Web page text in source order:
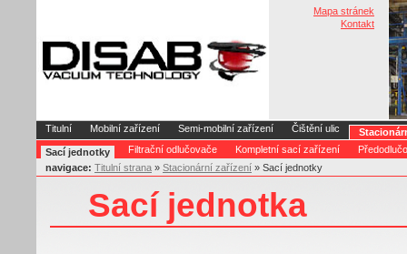
Mapa stránek
Kontakt
Titulní Mobilní zařízení Semi-mobilní zařízení Čištění ulic
Sací jednotky
Filtrační odlučovače Kompletní sací zařízení
navigace: Titulní strana » Stacionární zařízení » Sací jednotky
Sací jednotka